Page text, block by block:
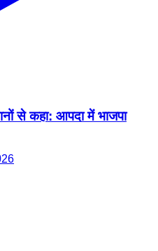
से कहा: आपदा में भाजपा